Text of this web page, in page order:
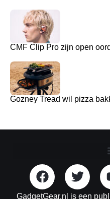
CMF Clip Pro zijn open
Gozney Tread wil pizza
GadgetGear.nl is een